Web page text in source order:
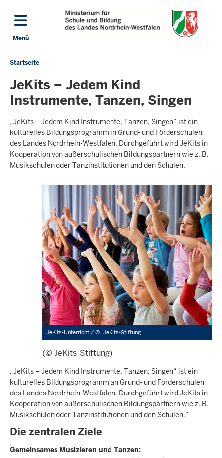
Direkt zum Inhalt
Menü
Sie
sich
hier
Startseite
JeKits – Jedem Kind
Instrumente, Tanzen, Singen
„JeKits – Jedem Kind Instrumente, Tanzen, Singen“ ist ein
kulturelles Bildungsprogramm in Grund- und Förderschulen
des Landes Nordrhein-Westfalen. Durchgeführt wird JeKits in
Kooperation von außerschulischen Bildungspartnern wie z. B.
Musikschulen oder Tanzinstitutionen und den Schulen.
JeKits-Unterricht / © JeKits-Stiftung
(© JeKits-Stiftung)
„JeKits – Jedem Kind Instrumente, Tanzen, Singen“ ist ein
kulturelles Bildungsprogramm an Grund- und Förderschulen
des Landes Nordrhein-Westfalen. Durchgeführt wird JeKits in
Kooperation von außerschulischen Bildungspartnern wie z. B.
Musikschulen oder Tanzinstitutionen und den Schulen.“
Die zentralen Ziele
Gemeinsames Musizieren und Tanzen: